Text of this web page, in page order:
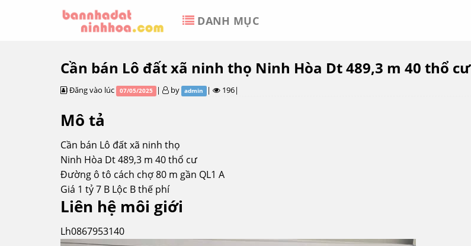
DANH MỤC
Cần bán Lô đất xã ninh thọ Ninh Hòa Dt 489,3 m 40 thổ cư
Đăng vào lúc 07/05/2025 | by admin | 196|
Mô tả
Cần bán Lô đất xã ninh thọ
Ninh Hòa Dt 489,3 m 40 thổ cư
Đường ô tô cách chợ 80 m gần QL1 A
Giá 1 tỷ 7 B Lộc B thế phí
Liên hệ môi giới
Lh0867953140